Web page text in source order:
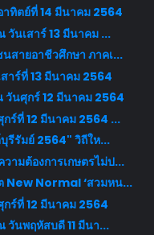
ทิตย์ที่ 14 มีนาคม 2564
นเสาร์ 13 มีนาคม ...
สายอาชีวศึกษา ภาคเ...
ร์ที่ 13 มีนาคม 2564
นศุกร์ 12 มีนาคม 2564
ร์ที่ 12 มีนาคม 2564 ...
รีรัมย์ 2564" วิถีให...
ามต้องการเกษตรไม่ป...
New Normal ‘สวมหน...
ร์ที่ 12 มีนาคม 2564
นพฤหัสบดี 11 มีนา...